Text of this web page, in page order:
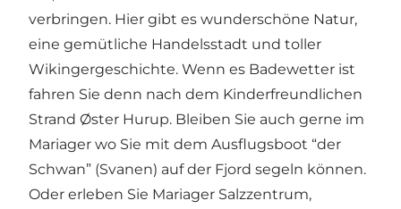
verbringen. Hier gibt es wunderschöne Natur,
eine gemütliche Handelsstadt und toller
Wikingergeschichte. Wenn es Badewetter ist
fahren Sie denn nach dem Kinderfreundlichen
Strand Øster Hurup. Bleiben Sie auch gerne im
Mariager wo Sie mit dem Ausflugsboot “der
Schwan” (Svanen) auf der Fjord segeln können.
Oder erleben Sie Mariager Salzzentrum,